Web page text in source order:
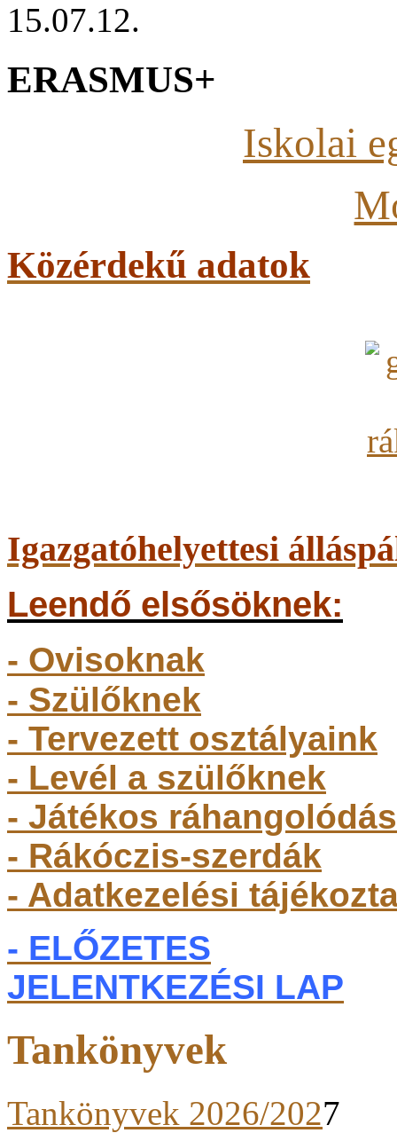
15.07.12.
ERASMUS+
Iskolai
Közérdekű adatok
Igazgatóhelyettesi
Leendő elsősöknek:
- Ovisoknak
- Szülőknek
- Tervezett osztályaink
- Levél a szülőknek
- Játékos ráhangolódás
- Rákóczis-szerdák
- Adatkezelési
- ELŐZETES
JELENTKEZÉSI LAP
Tankönyvek
Tankönyvek 2026/2027